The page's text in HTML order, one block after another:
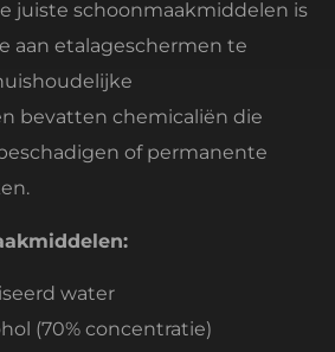
juiste schoonmaakmiddelen is
aan etalageschermen te
bevatten chemicaliën die
of permanente
water
(70% concentratie)